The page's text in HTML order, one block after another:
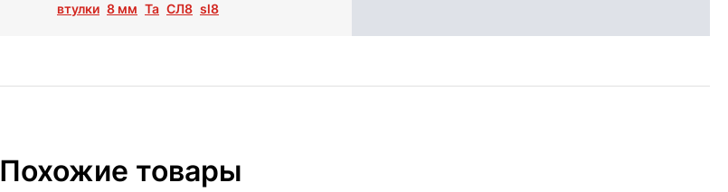
втулки 8 мм Ta СЛ8 sl8
Похожие товары